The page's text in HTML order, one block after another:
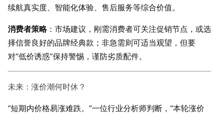
续航真实度、智能化体验、售后服务等综合价值。
消费者策略：市场建议，刚需消费者可关注促销节点，或选
择信誉良好的品牌经典款；非急需则可适当观望，但要
对“低价诱惑”保持警惕，谨防劣质配件。
未来：涨价潮何时休？
“短期内价格易涨难跌。”一位行业分析师判断，“本轮涨价